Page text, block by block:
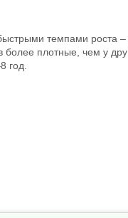
темпами роста
плотные, чем у
год.